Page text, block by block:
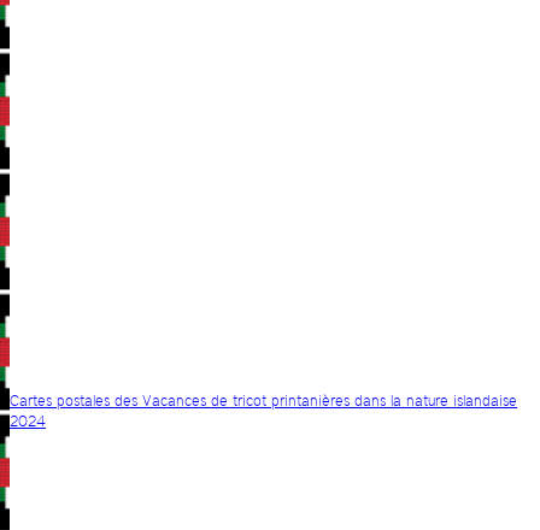
Cartes postales des Vacances de tricot printanières dans la nature islandaise
2024